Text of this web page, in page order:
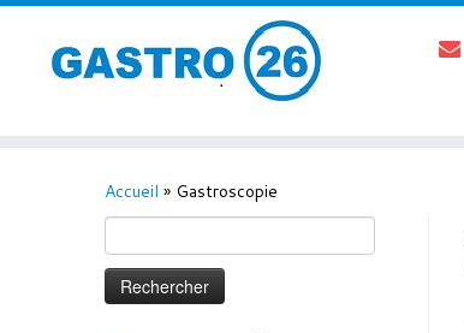
Accueil » Gastroscopie